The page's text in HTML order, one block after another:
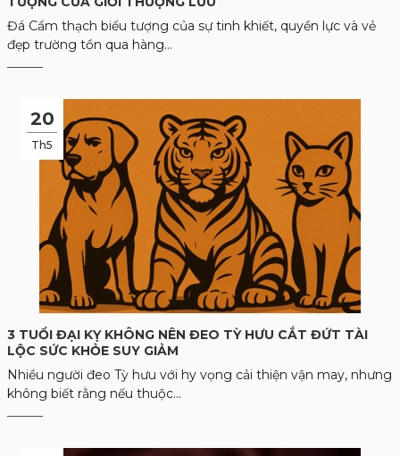
Đá Cẩm thạch biểu tượng của sự tinh khiết, quyền lực và vẻ
đẹp trường tồn qua hàng...
20
Th5
3 TUỔI ĐẠI KỴ KHÔNG NÊN ĐEO TỲ HƯU CẮT ĐỨT TÀI
LỘC SỨC KHỎE SUY GIẢM
Nhiều người đeo Tỳ hưu với hy vọng cải thiện vận may, nhưng
không biết rằng nếu thuộc...